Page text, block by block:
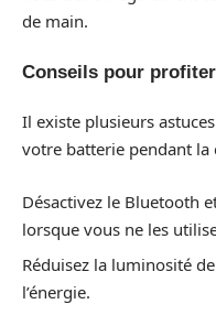
de main.
Conseils pour
Il existe plusieurs
votre batterie pendant la
Désactivez le Bluetooth
lorsque vous ne les
Réduisez la luminosité
l’énergie.